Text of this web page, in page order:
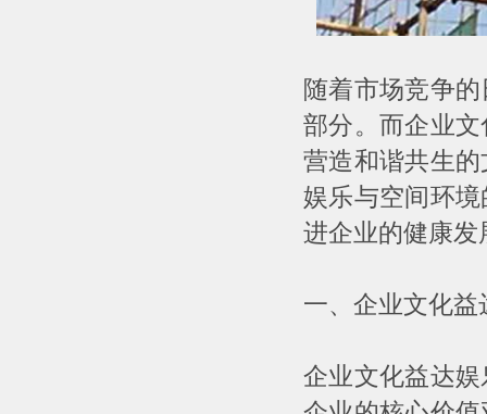
随着市场竞争
部分。而企业
营造和谐共生
娱乐与空间环
进企业的健康发
一、企业文化
企业文化益达